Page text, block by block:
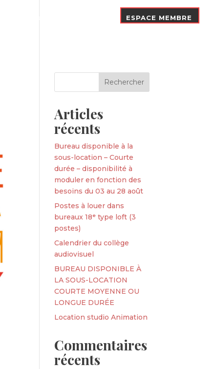
Nos Adhérents ESPACE MEMBRE
Articles
récents
Bureau disponible à la
sous-location – Courte
durée – disponibilité à
moduler en fonction des
besoins du 03 au 28 août
Postes à louer dans
bureaux 18ᵉ type loft (3
postes)
Calendrier du collège
audiovisuel
BUREAU DISPONIBLE À
LA SOUS-LOCATION
COURTE MOYENNE OU
LONGUE DURÉE
Location studio Animation
Commentaires
récents